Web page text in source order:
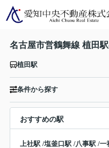
名古屋市営鶴舞線 植田
植田駅
条件から探す
おすすめの駅
上社駅 /塩釜口駅 /八事駅 /一